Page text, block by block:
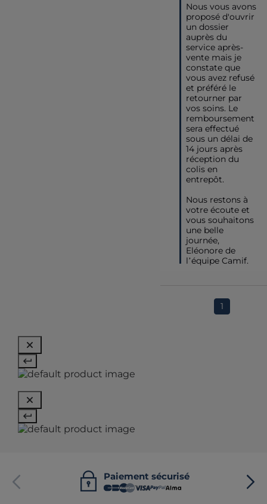
Nous vous avons
proposé d'ouvrir
un dossier
auprès du
service après-
vente mais je
constate que
vous avez refusé
et préféré le
retourner par
vos soins. Le
remboursement
sera effectué
sous un délai de
14 jours après
réception du
colis en
entrepôt.
Nous restons à
votre écoute et
vous souhaitons
une belle
journée,
Eléonore de
l’équipe Camif.
1
Paiement sécurisé